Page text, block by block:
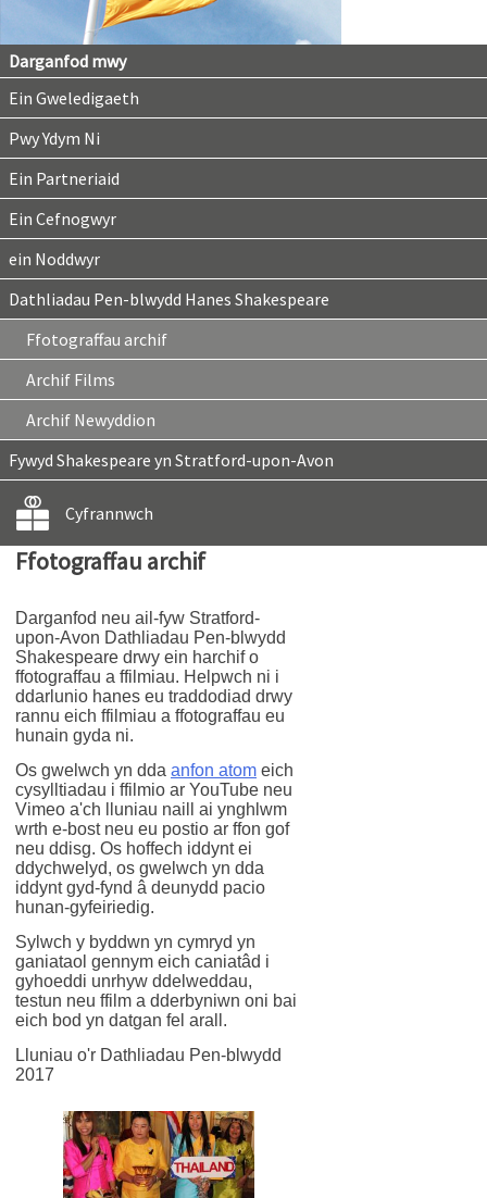
Darganfod mwy
Ein Gweledigaeth
Pwy Ydym Ni
Ein Partneriaid
Ein Cefnogwyr
ein Noddwyr
Dathliadau Pen-blwydd Hanes Shakespeare
Ffotograffau archif
Archif Films
Archif Newyddion
Fywyd Shakespeare yn Stratford-upon-Avon
Cyfrannwch
Ffotograffau archif
Darganfod neu ail-fyw Stratford-
upon-Avon Dathliadau Pen-blwydd
Shakespeare drwy ein harchif o
ffotograffau a ffilmiau. Helpwch ni i
ddarlunio hanes eu traddodiad drwy
rannu eich ffilmiau a ffotograffau eu
hunain gyda ni.
Os gwelwch yn dda anfon atom eich
cysylltiadau i ffilmio ar YouTube neu
Vimeo a'ch lluniau naill ai ynghlwm
wrth e-bost neu eu postio ar ffon gof
neu ddisg. Os hoffech iddynt ei
ddychwelyd, os gwelwch yn dda
iddynt gyd-fynd â deunydd pacio
hunan-gyfeiriedig.
Sylwch y byddwn yn cymryd yn
ganiataol gennym eich caniatâd i
gyhoeddi unrhyw ddelweddau,
testun neu ffilm a dderbyniwn oni bai
eich bod yn datgan fel arall.
Lluniau o'r Dathliadau Pen-blwydd
2017